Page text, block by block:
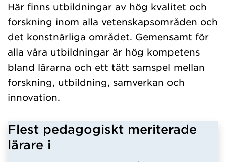
Här finns utbildningar av hög kvalitet och
forskning inom alla vetenskapsområden och
det konstnärliga området. Gemensamt för
alla våra utbildningar är hög kompetens
bland lärarna och ett tätt samspel mellan
forskning, utbildning, samverkan och
innovation.
Flest pedagogiskt meriterade
lärare i